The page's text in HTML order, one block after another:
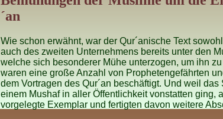
´an
Wie schon erwähnt, war der Qur´anische Text
auch des zweiten Unternehmens bereits unter den
welche sich besonderer Mühe unterzogen, um ihn
waren eine große Anzahl von Prophetengefährten
dem Vortragen des Qur´an beschäftigt. Und weil das
einem Mushaf in aller Öffentlichkeit vonstatten ging,
vorgelegte Exemplar und fertigten davon weitere